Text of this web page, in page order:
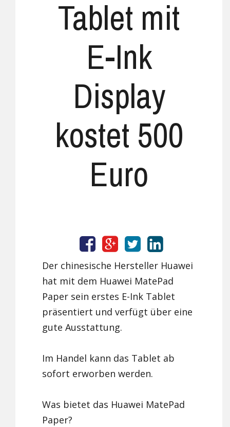
Tablet mit
E-Ink
Display
kostet 500
Euro
Der chinesische Hersteller Huawei
hat mit dem Huawei MatePad
Paper sein erstes E-Ink Tablet
präsentiert und verfügt über eine
gute Ausstattung.
Im Handel kann das Tablet ab
sofort erworben werden.
Was bietet das Huawei MatePad
Paper?